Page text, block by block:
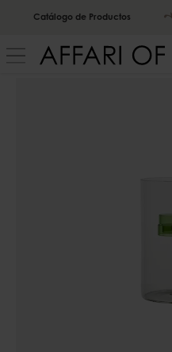
Catálogo de Productos